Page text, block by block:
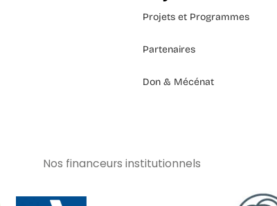
Projets et Programmes
Partenaires
Don & Mécénat
Nos financeurs institutionnels